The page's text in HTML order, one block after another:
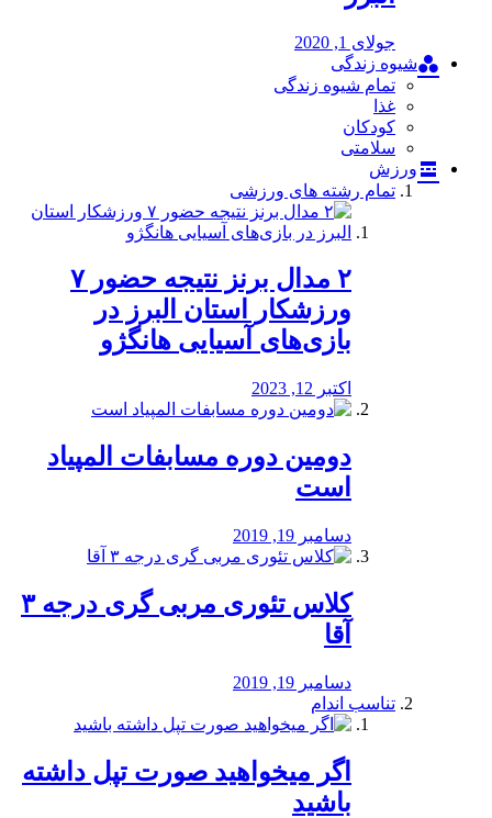
جولای 1, 2020
شیوه زندگی
تمام شیوه زندگی
غذا
کودکان
سلامتی
ورزش
تمام رشته های ورزشی
۲ مدال برنز نتیجه حضور ۷
ورزشکار استان البرز در
بازی‌های آسیایی هانگژو
اکتبر 12, 2023
دومین دوره مسابفات المپیاد
است
دسامبر 19, 2019
کلاس تئوری مربی گری درجه ۳
آقا
دسامبر 19, 2019
تناسب اندام
اگر میخواهید صورت تپل داشته
باشید